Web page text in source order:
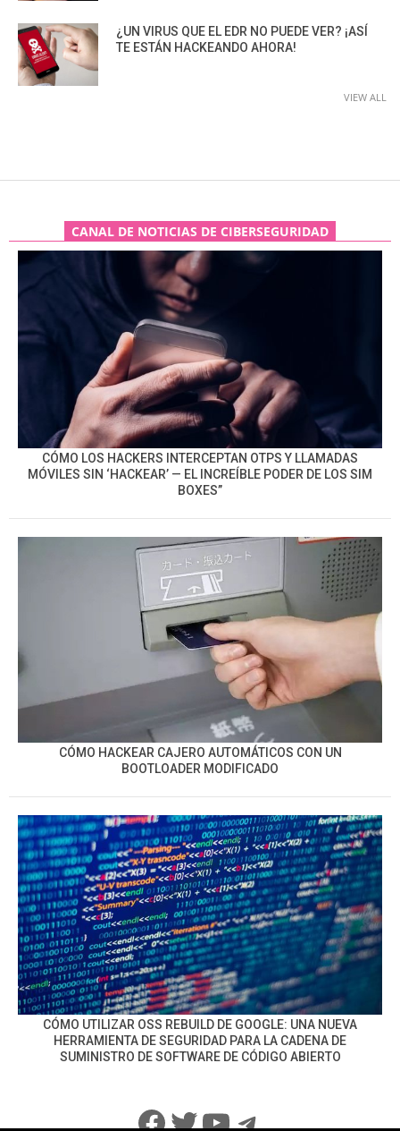
¿UN VIRUS QUE EL EDR NO PUEDE VER? ¡ASÍ
TE ESTÁN HACKEANDO AHORA!
VIEW ALL
CANAL DE NOTICIAS DE CIBERSEGURIDAD
CÓMO LOS HACKERS INTERCEPTAN OTPS Y LLAMADAS
MÓVILES SIN ‘HACKEAR’ — EL INCREÍBLE PODER DE LOS SIM
BOXES”
CÓMO HACKEAR CAJERO AUTOMÁTICOS CON UN
BOOTLOADER MODIFICADO
CÓMO UTILIZAR OSS REBUILD DE GOOGLE: UNA NUEVA
HERRAMIENTA DE SEGURIDAD PARA LA CADENA DE
SUMINISTRO DE SOFTWARE DE CÓDIGO ABIERTO
Facebook
Twitter
YouTube
Telegram